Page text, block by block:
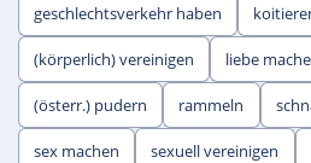
geschlechtsverkehr haben
(körperlich) vereinigen liebe
(österr.) pudern rammeln
sex machen sexuell vereinigen